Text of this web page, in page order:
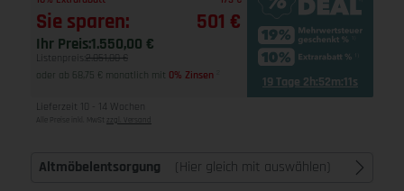
Sie sparen: 501 €
Ihr Preis:1.550,00 €
Listenpreis: 2.051,00 €
oder ab 68,75 € monatlich mit 0% Zinsen 19 Tage 2h:52m:10s
Lieferzeit 10 - 14 Wochen
Alle Preise inkl. MwSt zzgl. Versand
Altmöbelentsorgung (Hier gleich mit auswählen)